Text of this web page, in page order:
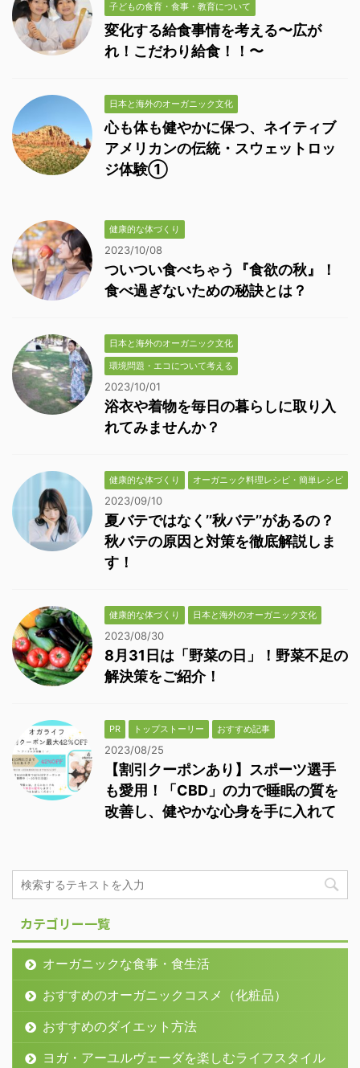
子どもの食育・食事・教育について
変化する給食事情を考える〜広が
れ！こだわり給食！！〜
日本と海外のオーガニック文化
心も体も健やかに保つ、ネイティブ
アメリカンの伝統・スウェットロッ
ジ体験①
健康的な体づくり
2023/10/08
ついつい食べちゃう『食欲の秋』！
食べ過ぎないための秘訣とは？
日本と海外のオーガニック文化
環境問題・エコについて考える
2023/10/01
浴衣や着物を毎日の暮らしに取り入
れてみませんか？
健康的な体づくり オーガニック料理レシピ・簡単レシピ
2023/09/10
夏バテではなく’’秋バテ’’があるの？
秋バテの原因と対策を徹底解説しま
す！
健康的な体づくり 日本と海外のオーガニック文化
2023/08/30
8月31日は「野菜の日」！野菜不足の
解決策をご紹介！
PR トップストーリー おすすめ記事
2023/08/25
【割引クーポンあり】スポーツ選手
も愛用！「CBD」の力で睡眠の質を
改善し、健やかな心身を手に入れて
カテゴリー一覧
オーガニックな食事・食生活
おすすめのオーガニックコスメ（化粧品）
おすすめのダイエット方法
ヨガ・アーユルヴェーダを楽しむライフスタイル